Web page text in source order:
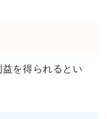
を得られるとい